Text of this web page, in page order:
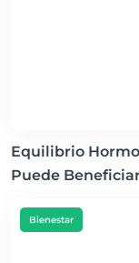
Equilibrio
Puede
Bienestar